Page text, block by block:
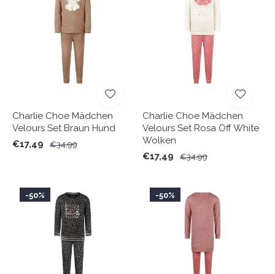
Charlie Choe Mädchen
Velours Set Braun Hund
€17,49
€34,99
Charlie Choe Mädchen
Velours Set Rosa Off White
Wolken
€17,49
€34,99
-50% -50%